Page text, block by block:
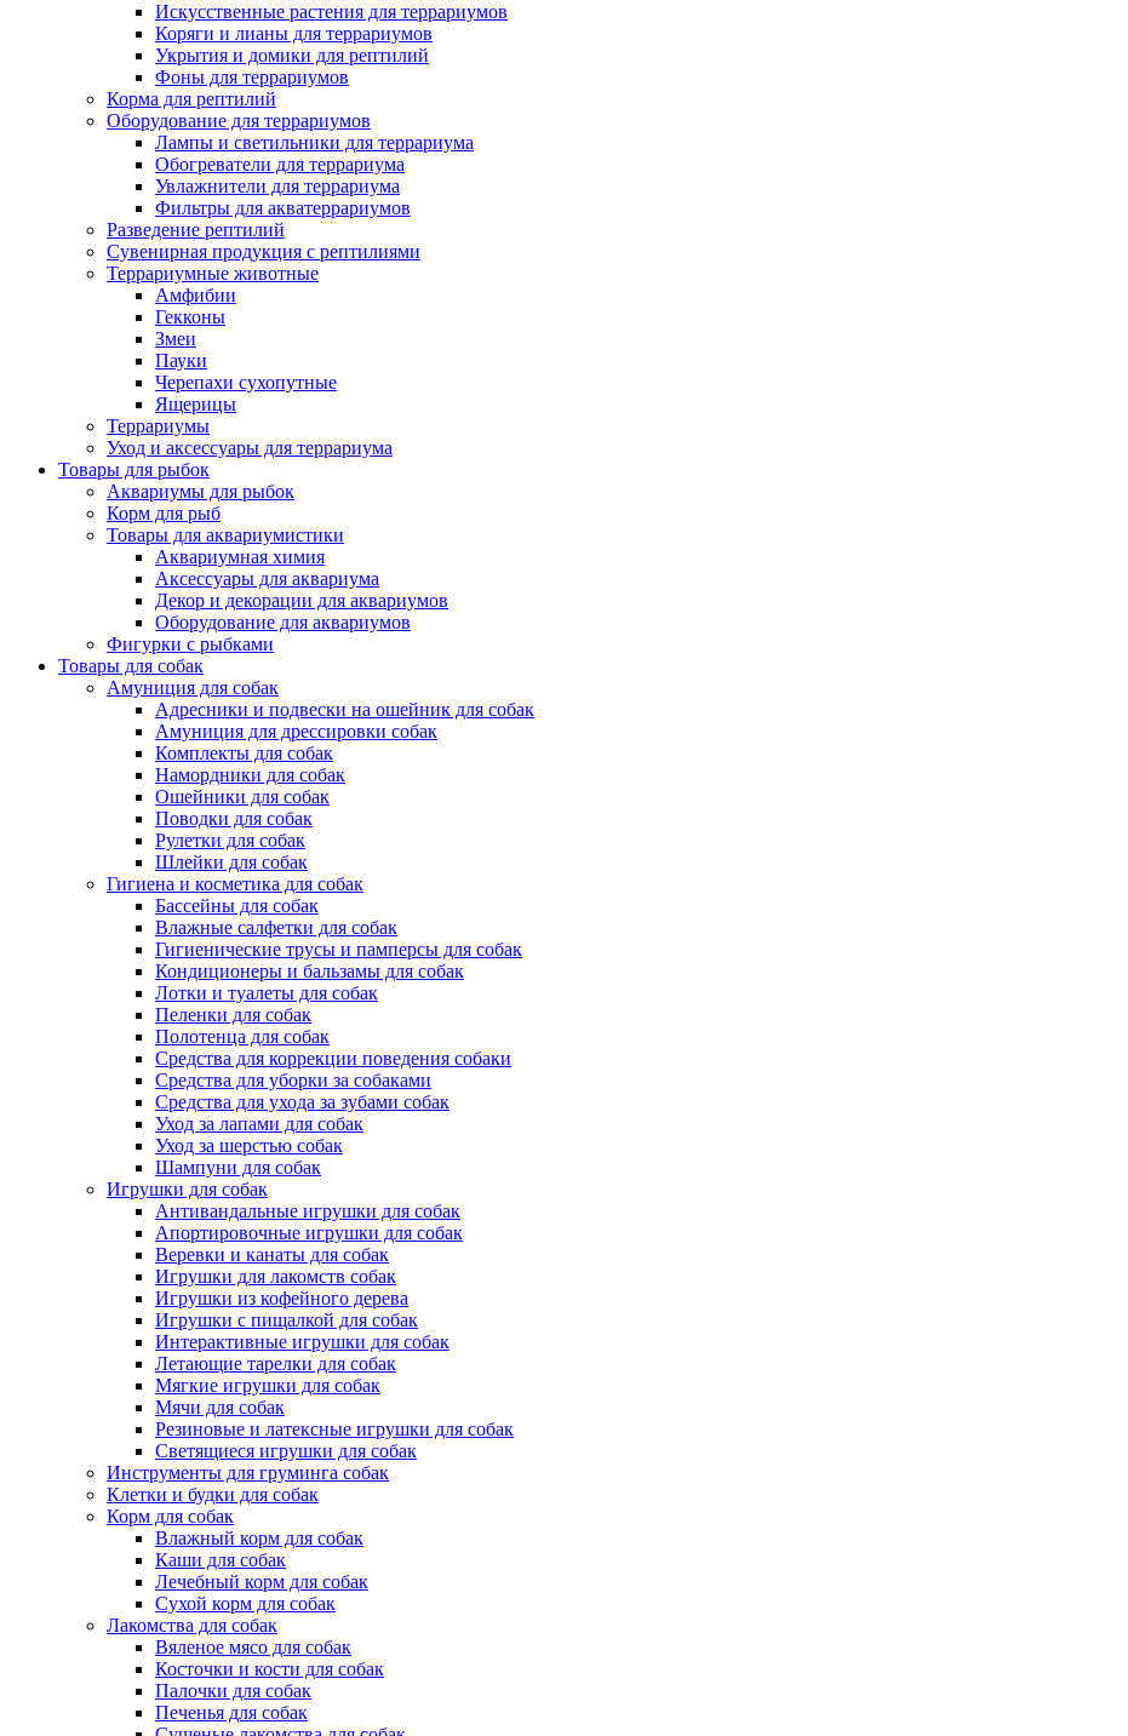
Искусственные растения для террариумов
Коряги и лианы для террариумов
Укрытия и домики для рептилий
Фоны для террариумов
Корма для рептилий
Оборудование для террариумов
Лампы и светильники для террариума
Обогреватели для террариума
Увлажнители для террариума
Фильтры для акватеррариумов
Разведение рептилий
Сувенирная продукция с рептилиями
Террариумные животные
Амфибии
Гекконы
Змеи
Пауки
Черепахи сухопутные
Ящерицы
Террариумы
Уход и аксессуары для террариума
Товары для рыбок
Аквариумы для рыбок
Корм для рыб
Товары для аквариумистики
Аквариумная химия
Аксессуары для аквариума
Декор и декорации для аквариумов
Оборудование для аквариумов
Фигурки с рыбками
Товары для собак
Амуниция для собак
Адресники и подвески на ошейник для собак
Амуниция для дрессировки собак
Комплекты для собак
Намордники для собак
Ошейники для собак
Поводки для собак
Рулетки для собак
Шлейки для собак
Гигиена и косметика для собак
Бассейны для собак
Влажные салфетки для собак
Гигиенические трусы и памперсы для собак
Кондиционеры и бальзамы для собак
Лотки и туалеты для собак
Пеленки для собак
Полотенца для собак
Средства для коррекции поведения собаки
Средства для уборки за собаками
Средства для ухода за зубами собак
Уход за лапами для собак
Уход за шерстью собак
Шампуни для собак
Игрушки для собак
Антивандальные игрушки для собак
Апортировочные игрушки для собак
Веревки и канаты для собак
Игрушки для лакомств собак
Игрушки из кофейного дерева
Игрушки с пищалкой для собак
Интерактивные игрушки для собак
Летающие тарелки для собак
Мягкие игрушки для собак
Мячи для собак
Резиновые и латексные игрушки для собак
Светящиеся игрушки для собак
Инструменты для груминга собак
Клетки и будки для собак
Корм для собак
Влажный корм для собак
Каши для собак
Лечебный корм для собак
Сухой корм для собак
Лакомства для собак
Вяленое мясо для собак
Косточки и кости для собак
Палочки для собак
Печенья для собак